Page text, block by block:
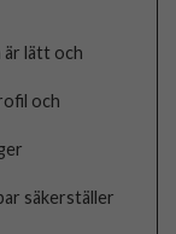
är lätt och
och
säkerställer